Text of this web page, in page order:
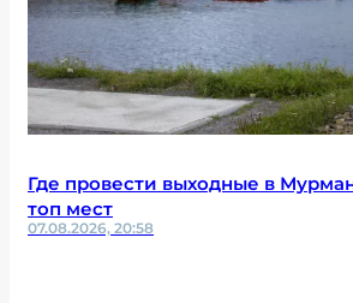
Где провести выходные в
топ мест
07.08.2026, 20:58